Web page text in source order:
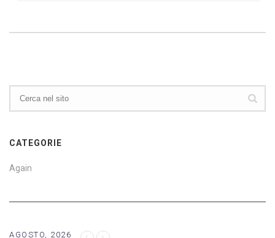
CATEGORIE
Again
AGOSTO, 2026